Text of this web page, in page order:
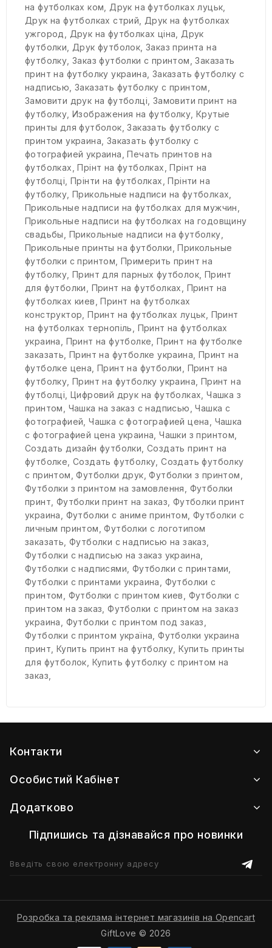
на футболках ком,Друк на футболках луцьк,
Друк на футболках стрий,Друк на футболках
ужгород, Друк на футболках ціна,Друк
футболки,Друк футболок,Заказ принта на
футболку,Заказ футболки с принтом,Заказать
принт на футболку украина, Заказать футболку с
надписью,Заказать футболку с принтом,
Замовити друк на футболці, Замовити принт на
футболку,Изображения на футболку,Крутые
принты для футболок,Заказать футболку с
принтом украина, Заказать футболку с
фотографией украина,Печать принтов на
футболках,Прінт на футболках,Прінт на
футболці,Прінти на футболках,Прінти на
футболку,Прикольные надписи на футболках,
Прикольные надписи на футболках для мужчин,
Прикольные надписи на футболках на годовщину
свадьбы, Прикольные надписи на футболку,
Прикольные принты на футболки,Прикольные
футболки с принтом,Примерить принт на
футболку,Принт для парных футболок, Принт
для футболки, Принт на футболках, Принт на
футболках киев,Принт на футболках
конструктор,Принт на футболках луцьк, Принт
на футболках тернопіль, Принт на футболках
украина, Принт на футболке,Принт на футболке
заказать,Принт на футболке украина, Принт на
футболке цена,Принт на футболки, Принт на
футболку,Принт на футболку украина, Принт на
футболці,Цифровий друк на футболках,Чашка з
принтом, Чашка на заказ с надписью,Чашка с
фотографией,Чашка с фотографией цена, Чашка
с фотографией цена украина,Чашки з принтом,
Создать дизайн футболки,Создать принт на
футболке,Создать футболку,Создать футболку
с принтом,Футболки друк,Футболки з принтом,
Футболки з принтом на замовлення, Футболки
принт, Футболки принт на заказ, Футболки принт
украина, Футболки с аниме принтом,Футболки с
личным принтом,Футболки с логотипом
заказать,Футболки с надписью на заказ,
Футболки с надписью на заказ украина,
Футболки с надписями, Футболки с принтами,
Футболки с принтами украина, Футболки с
принтом, Футболки с принтом киев, Футболки с
принтом на заказ,Футболки с принтом на заказ
украина, Футболки с принтом под заказ,
Футболки с принтом україна,Футболки украина
принт, Купить принт на футболку,Купить принты
для футболок, Купить футболку с принтом на
заказ,
Контакти
Особистий Кабінет
Додатково
Підпишись та дізнавайся про новинки
Розробка та реклама інтернет магазинів на Opencart
GiftLove © 2026